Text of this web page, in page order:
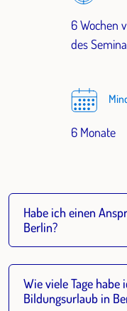
6 Wochen
des
6 Monate
Habe ich einen
Berlin?
Wie viele Tage
Bildungsurlaub in